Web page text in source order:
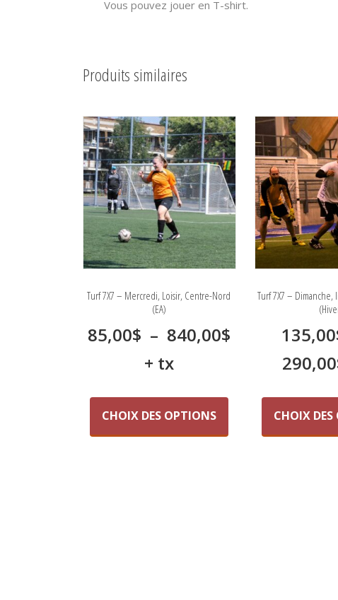
Vous pouvez jouer en T-shirt.
Produits similaires
Turf 7X7 – Mercredi, Loisir, Centre-Nord
(EA)
85,00$ – 840,00$Plage
85,00$
+ tx
CHOIX DES OPTIONS
Turf 7X7 –
135,00
290,00
CHOIX